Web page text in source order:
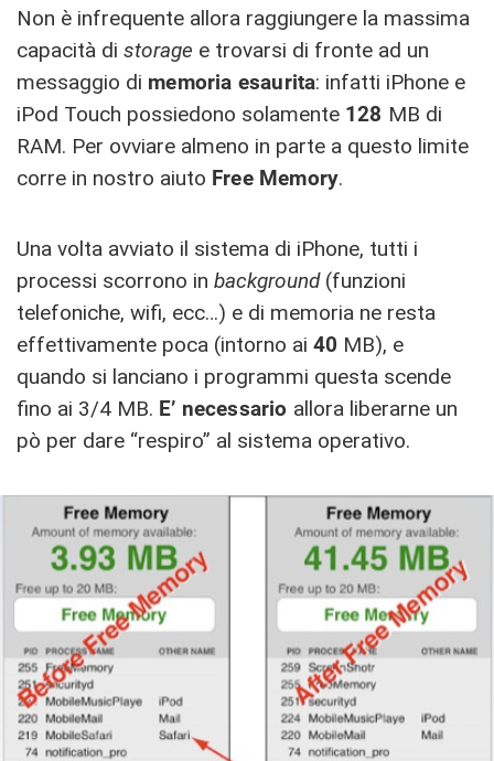
Non è infrequente allora raggiungere la massima
capacità di storage e trovarsi di fronte ad un
messaggio di memoria esaurita: infatti iPhone e
iPod Touch possiedono solamente 128 MB di
RAM. Per ovviare almeno in parte a questo limite
corre in nostro aiuto Free Memory.
Una volta avviato il sistema di iPhone, tutti i
processi scorrono in background(funzioni
telefoniche, wifi, ecc…) e di memoria ne resta
effettivamente poca (intorno ai 40 MB), e
quando si lanciano i programmi questa scende
fino ai 3/4 MB. E’ necessario allora liberarne un
pò per dare “respiro” al sistema operativo.